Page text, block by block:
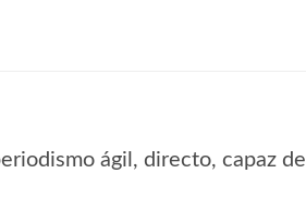
ágil, directo, capaz de